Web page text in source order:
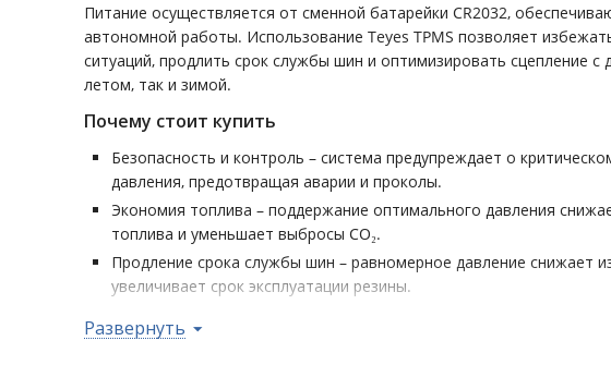
Питание осуществляется от сменной батарейки CR2032,
автономной работы. Использование Teyes TPMS позволяет
ситуаций, продлить срок службы шин и оптимизировать сцепление с
летом, так и зимой.
Почему стоит купить
Безопасность и контроль – система предупреждает о
давления, предотвращая аварии и проколы.
Экономия топлива – поддержание оптимального давления
топлива и уменьшает выбросы CO₂.
Продление срока службы шин – равномерное давление снижает
увеличивает срок эксплуатации резины.
исключая необходимость в сторонних дисплеях.
Развернуть